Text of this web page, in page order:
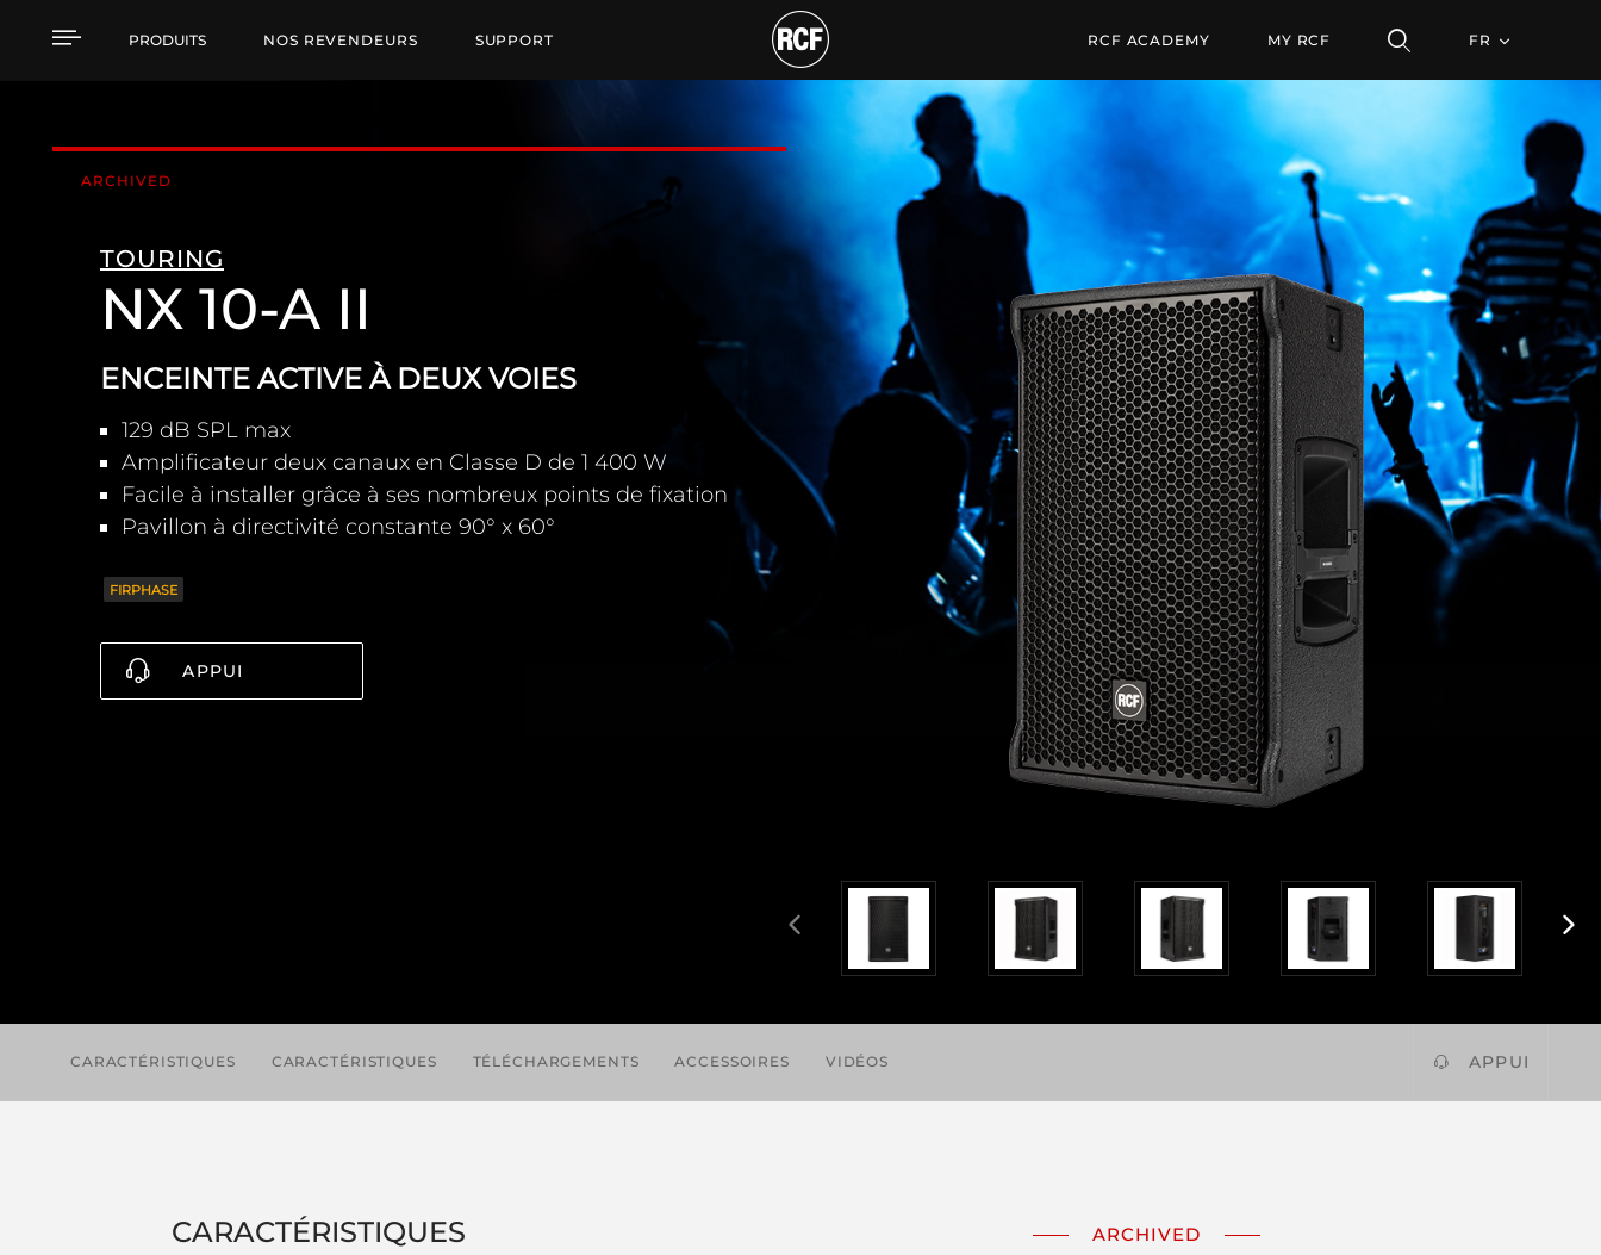
NX 10-A II ENCEINTE ACTIVE À DEUX VOIES
PRODUITS NOS REVENDEURS SUPPORT RCF ACADEMY MY RCF FR
ARCHIVED
TOURING
NX 10-A II
ENCEINTE ACTIVE À DEUX VOIES
129 dB SPL max
Amplificateur deux canaux en Classe D de 1 400 W
Facile à installer grâce à ses nombreux points de fixation
Pavillon à directivité constante 90° x 60°
FIRPHASE
APPUI
CARACTÉRISTIQUES CARACTÉRISTIQUES TÉLÉCHARGEMENTS ACCESSOIRES VIDÉOS APPUI
CARACTÉRISTIQUES ARCHIVED